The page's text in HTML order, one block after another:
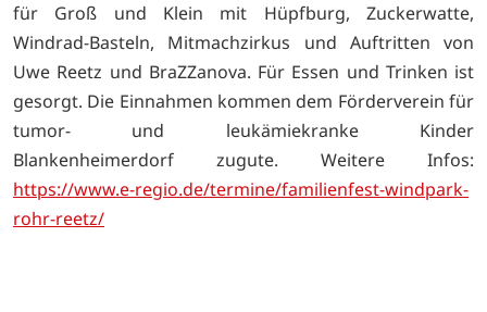
für Groß und Klein mit Hüpfburg, Zuckerwatte,
Windrad-Basteln, Mitmachzirkus und Auftritten von
Uwe Reetz und BraZZanova. Für Essen und Trinken ist
gesorgt. Die Einnahmen kommen dem Förderverein für
tumor- und leukämiekranke Kinder
Blankenheimerdorf zugute. Weitere Infos:
https://www.e-regio.de/termine/familienfest-windpark-
rohr-reetz/